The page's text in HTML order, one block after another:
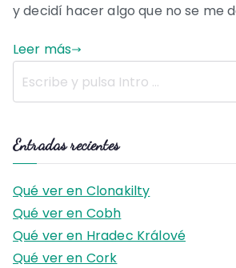
y decidí hacer algo que no se me
Leer más
Entradas recientes
Qué ver en Clonakilty
Qué ver en Cobh
Qué ver en Hradec Králové
Qué ver en Cork